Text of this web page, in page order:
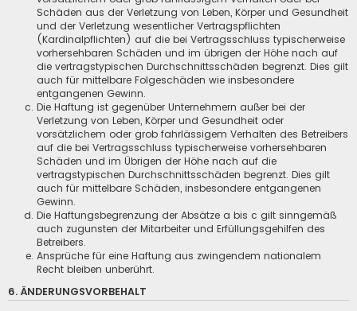
Schäden aus der Verletzung von Leben, Körper und Gesundheit
und der Verletzung wesentlicher Vertragspflichten
(Kardinalpflichten) auf die bei Vertragsschluss typischerweise
vorhersehbaren Schäden und im übrigen der Höhe nach auf
die vertragstypischen Durchschnittsschäden begrenzt. Dies gilt
auch für mittelbare Folgeschäden wie insbesondere
entgangenen Gewinn.
Die Haftung ist gegenüber Unternehmern außer bei der
Verletzung von Leben, Körper und Gesundheit oder
vorsätzlichem oder grob fahrlässigem Verhalten des Betreibers
auf die bei Vertragsschluss typischerweise vorhersehbaren
Schäden und im Übrigen der Höhe nach auf die
vertragstypischen Durchschnittsschäden begrenzt. Dies gilt
auch für mittelbare Schäden, insbesondere entgangenen
Gewinn.
Die Haftungsbegrenzung der Absätze a bis c gilt sinngemäß
auch zugunsten der Mitarbeiter und Erfüllungsgehilfen des
Betreibers.
Ansprüche für eine Haftung aus zwingendem nationalem
Recht bleiben unberührt.
6. ÄNDERUNGSVORBEHALT